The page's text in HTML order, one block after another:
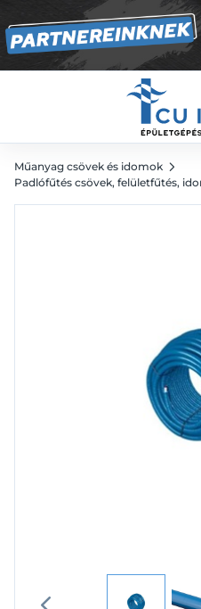
Műanyag csövek és idomok
Padlófűtés csövek, felületfűtés,
944 Ft